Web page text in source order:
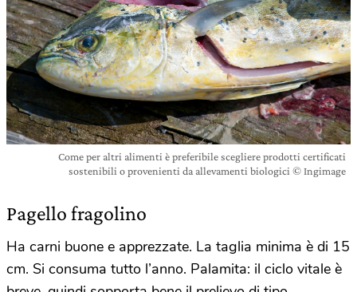
Come per altri alimenti è preferibile scegliere prodotti certificati
sostenibili o provenienti da allevamenti biologici © Ingimage
Pagello fragolino
Ha carni buone e apprezzate. La taglia minima è di 15
cm. Si consuma tutto l’anno. Palamita: il ciclo vitale è